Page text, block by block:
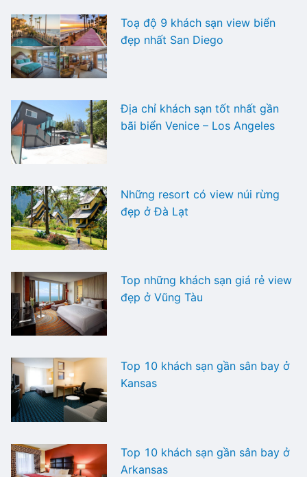
Toạ độ 9 khách sạn view biển
đẹp nhất San Diego
Địa chỉ khách sạn tốt nhất gần
bãi biển Venice – Los Angeles
Những resort có view núi rừng
đẹp ở Đà Lạt
Top những khách sạn giá rẻ view
đẹp ở Vũng Tàu
Top 10 khách sạn gần sân bay ở
Kansas
Top 10 khách sạn gần sân bay ở
Arkansas